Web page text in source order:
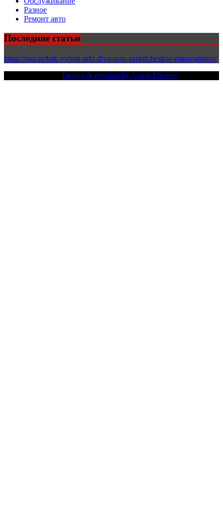
Разное
Ремонт авто
Последние статьи
https://rasi.ru/kak-vybrat-arki-dlya-avto-prakticheskoe-rukovodstvo/
Design & develop by AmpleThemes